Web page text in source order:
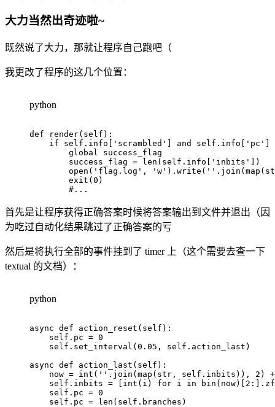
大力当然出奇迹啦~
既然说了大力，那就让程序自己跑吧（
我更改了程序的这几个位置：
python
def render( self ) :
if self . info [ 'scrambled' ] and self . info [ 'pc' ]
global
success_flag
        success_flag
= len ( self . info [ 'inbits' ] )
open ( 'flag.log' , 'w' ) . write ( '' . join (map (
        exit
(0 )
#...
首先是让程序获得正确答案时候将答案输出到文件并退出（因
为吃过自动化结果跳过了正确答案的亏
然后是将执行全部的事件挂到了 timer 上（这个需要去查一下
textual 的文档）：
python
async def action_reset ( self ) :
    self
. pc = 0
    self
. set_interval (0.05 , self . action_last )
async def action_last ( self ) :
    now
= int ( '' . join (map ( str , self . inbits ) ) , 2 )
+
    self
. inbits = [ int ( i ) for i in bin ( now) [ 2 : ] .
    self
. pc = 0
    self
. pc = len ( self . branches )